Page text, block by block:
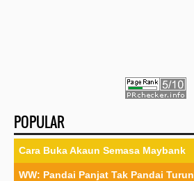
POPULAR
Cara Buka Akaun Semasa Maybank
WW: Pandai Panjat Tak Pandai Turun